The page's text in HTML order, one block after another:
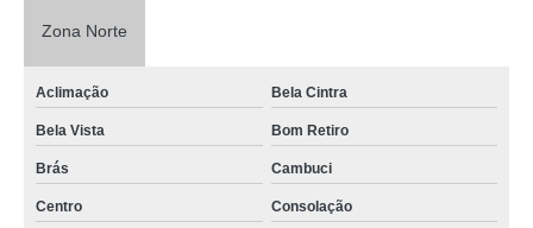
Zona Norte
Aclimação Bela Cintra
Bela Vista Bom Retiro
Brás Cambuci
Centro Consolação